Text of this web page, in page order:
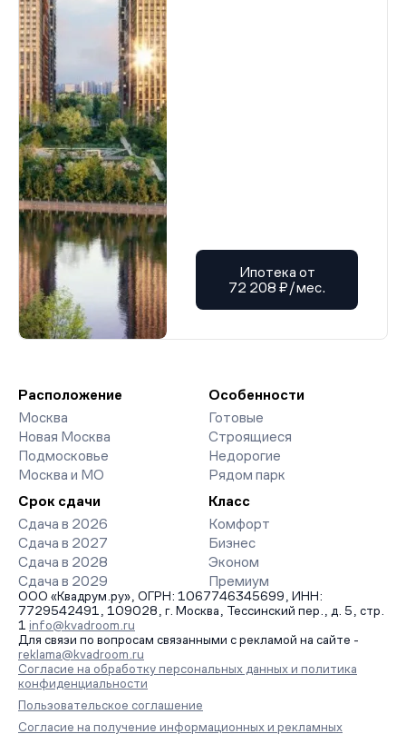
Ипотека от
72 208 ₽/мес.
Расположение
Москва
Новая Москва
Подмосковье
Москва и МО
Особенности
Готовые
Строящиеся
Недорогие
Рядом парк
Срок сдачи
Сдача в 2026
Сдача в 2027
Сдача в 2028
Сдача в 2029
Класс
Комфорт
Бизнес
Эконом
Премиум
ООО «Квадрум.ру», ОГРН: 1067746345699, ИНН:
7729542491, 109028, г. Москва, Тессинский пер., д. 5, стр.
1 info@kvadroom.ru
Для связи по вопросам связанными с рекламой на сайте -
reklama@kvadroom.ru
Согласие на обработку персональных данных и политика
конфиденциальности
Пользовательское соглашение
Согласие на получение информационных и рекламных